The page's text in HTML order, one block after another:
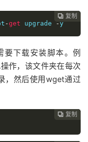
 复制
 复制
 复制
 复制
 复制
 复制
 复制
 复制
 复制
 复制
 复制
 复制
 复制
 复制
 复制
 复制
-get upgrade -y
要下载安装脚本。例
作，该文件夹在每次
，然后使用wget通过
 复制
 复制
 复制
 复制
 复制
 复制
 复制
 复制
 复制
 复制
 复制
 复制
 复制
 复制
 复制